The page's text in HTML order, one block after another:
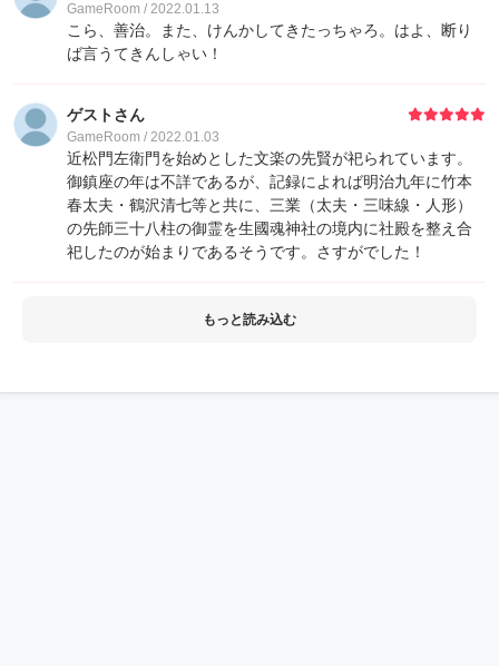
GameRoom / 2022.01.13
こら、善治。また、けんかしてきたっちゃろ。はよ、断り
ば言うてきんしゃい！
ゲストさん
GameRoom / 2022.01.03
近松門左衛門を始めとした文楽の先賢が祀られています。
御鎮座の年は不詳であるが、記録によれば明治九年に竹本
春太夫・鶴沢清七等と共に、三業（太夫・三味線・人形）
の先師三十八柱の御霊を生國魂神社の境内に社殿を整え合
祀したのが始まりであるそうです。さすがでした！
もっと読み込む